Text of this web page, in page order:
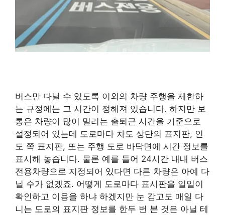
버스만 다닐 수 있도록 이외의 차량 주행을 제한하
는 규정에는 그 시간이 정해져 있습니다. 하지만 보
통은 차량이 많이 밀리는 출퇴근 시간을 기준으로
설정되어 있는데 도로마다 차도 상단의 표지판, 인
도 쪽 표지판, 또는 주행 도로 바닥면에 시간 정보를
표시해 놓습니다. 물론 예를 들어 24시간 내내 버스
전용차량으로 지정되어 있다면 다른 차량은 아예 다
닐 수가 없겠죠. 어떻게 도로마다 표시판을 일일이
확인하고 이용을 하냐 하겠지만 눈 감고도 매일 다
니는 도로의 표지판 정보를 한두 번 본 것은 아닐 테